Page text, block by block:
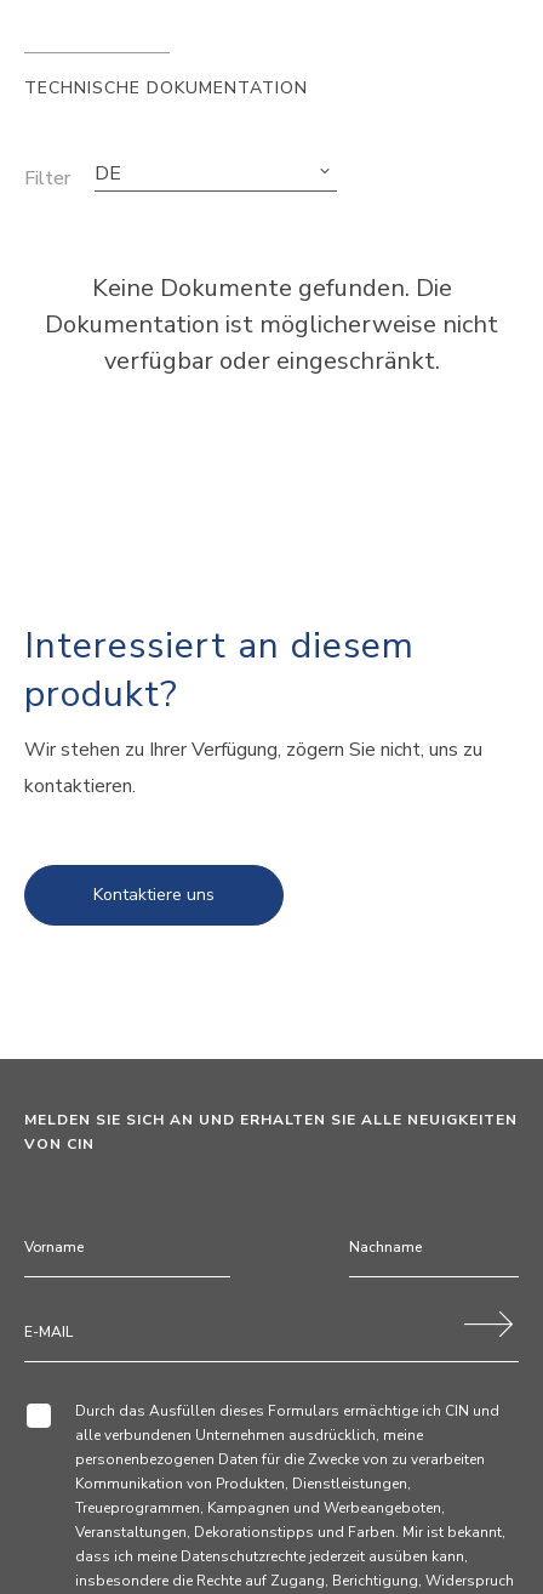
TECHNISCHE DOKUMENTATION
Filter DE
Keine Dokumente gefunden. Die
Dokumentation ist möglicherweise nicht
verfügbar oder eingeschränkt.
Interessiert an diesem
produkt?
Wir stehen zu Ihrer Verfügung, zögern Sie nicht, uns zu
kontaktieren.
Kontaktiere uns
MELDEN SIE SICH AN UND ERHALTEN SIE ALLE NEUIGKEITEN
VON CIN
Durch das Ausfüllen dieses Formulars ermächtige ich CIN und
alle verbundenen Unternehmen ausdrücklich, meine
personenbezogenen Daten für die Zwecke von zu verarbeiten
Kommunikation von Produkten, Dienstleistungen,
Treueprogrammen, Kampagnen und Werbeangeboten,
Veranstaltungen, Dekorationstipps und Farben. Mir ist bekannt,
dass ich meine Datenschutzrechte jederzeit ausüben kann,
insbesondere die Rechte auf Zugang, Berichtigung, Widerspruch